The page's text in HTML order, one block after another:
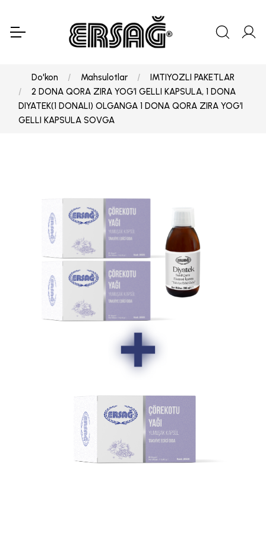
Do'kon Mahsulotlar
IMTIYOZLI PAKETLAR
2 DONA QORA ZIRA YOG’I GELLI KAPSULA, 1 DONA
DIYATEK(1 DONALI) OLGANGA 1 DONA QORA ZIRA YOG’I
GELLI KAPSULA SOVGA